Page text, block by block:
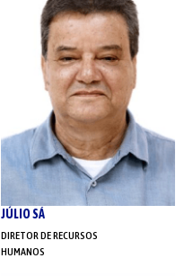
JÚLIO SÁ
DIRETOR DE RECURSOS
HUMANOS